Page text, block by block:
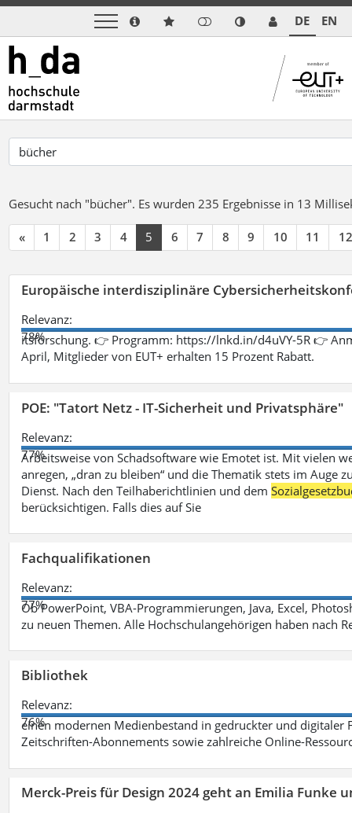
DE EN
Gesucht nach "bücher". Es wurden 235 Ergebnisse in 13
« 1 2 3 4 5 6 7 8 9 10 11 12
Europäische interdisziplinäre
Relevanz:
78%
itsforschung. 👉 Programm: https://lnkd.in/d4uVY-5R 👉
April, Mitglieder von EUT+ erhalten 15 Prozent Rabatt.
POE: "Tatort Netz - IT-Sicherheit und Privatsphäre"
Relevanz:
77%
Arbeitsweise von Schadsoftware wie Emotet ist. Mit vielen
anregen, „dran zu bleiben“ und die Thematik stets im
Dienst. Nach den Teilhaberichtlinien und dem
berücksichtigen. Falls dies auf Sie
Fachqualifikationen
Relevanz:
77%
Ob PowerPoint, VBA-Programmierungen, Java, Excel,
zu neuen Themen. Alle Hochschulangehörigen haben nach
Bibliothek
Relevanz:
76%
einen modernen Medienbestand in gedruckter und
Zeitschriften-Abonnements sowie zahlreiche Online-
Merck-Preis für Design 2024 geht an Emilia Funke